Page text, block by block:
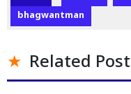
bhagwantman
Related